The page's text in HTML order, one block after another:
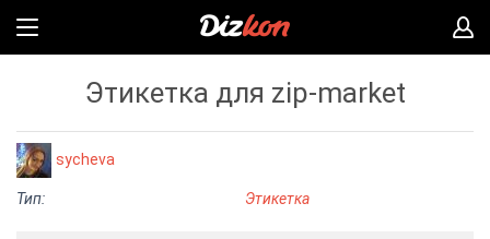
Этикетка для zip-market
sycheva
Тип: Этикетка